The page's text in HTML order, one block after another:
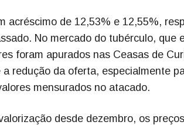
acréscimo de 12,53% e 12,55%,
No mercado do tubérculo, que
foram apurados nas Ceasas de
redução da oferta, especialmente
mensurados no atacado.
desde dezembro, os